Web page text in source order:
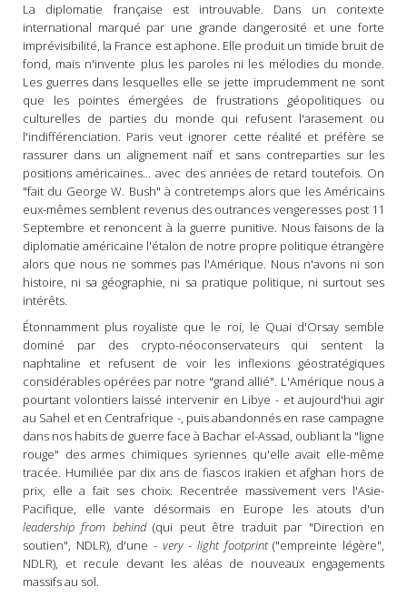
La diplomatie française est introuvable. Dans un contexte
international marqué par une grande dangerosité et une forte
imprévisibilité, la France est aphone. Elle produit un timide bruit de
fond, mais n'invente plus les paroles ni les mélodies du monde.
Les guerres dans lesquelles elle se jette imprudemment ne sont
que les pointes émergées de frustrations géopolitiques ou
culturelles de parties du monde qui refusent l'arasement ou
l'indifférenciation. Paris veut ignorer cette réalité et préfère se
rassurer dans un alignement naïf et sans contreparties sur les
positions américaines... avec des années de retard toutefois. On
"fait du George W. Bush" à contretemps alors que les Américains
eux-mêmes semblent revenus des outrances vengeresses post 11
Septembre et renoncent à la guerre punitive. Nous faisons de la
diplomatie américaine l'étalon de notre propre politique étrangère
alors que nous ne sommes pas l'Amérique. Nous n'avons ni son
histoire, ni sa géographie, ni sa pratique politique, ni surtout ses
intérêts.
Étonnamment plus royaliste que le roi, le Quai d'Orsay semble
dominé par des crypto-néoconservateurs qui sentent la
naphtaline et refusent de voir les inflexions géostratégiques
considérables opérées par notre "grand allié". L'Amérique nous a
pourtant volontiers laissé intervenir en Libye - et aujourd'hui agir
au Sahel et en Centrafrique -, puis abandonnés en rase campagne
dans nos habits de guerre face à Bachar el-Assad, oubliant la "ligne
rouge" des armes chimiques syriennes qu'elle avait elle-même
tracée. Humiliée par dix ans de fiascos irakien et afghan hors de
prix, elle a fait ses choix. Recentrée massivement vers l'Asie-
Pacifique, elle vante désormais en Europe les atouts d'un
leadership from behind(qui peut être traduit par "Direction en
soutien", NDLR), d'une - very - light footprint("empreinte légère",
NDLR), et recule devant les aléas de nouveaux engagements
massifs au sol.